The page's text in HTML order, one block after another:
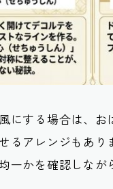
にする場合は、お
アレンジもあり
かを確認しなが